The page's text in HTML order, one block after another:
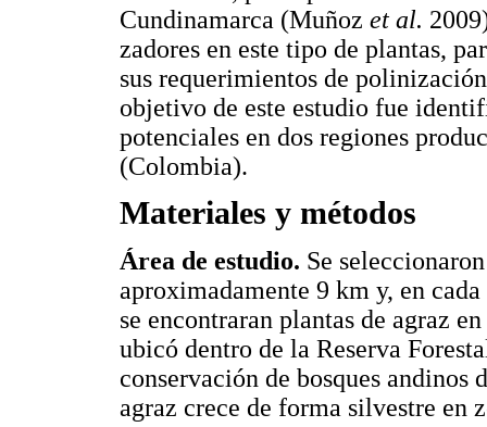
Cundinamarca (Muñoz et al.
zadores en este tipo de plantas,
sus requerimientos de
objetivo de este estudio fue
potenciales en dos regiones
(Colombia).
Materiales y métodos
Área de estudio. Se
aproximadamente 9 km y, en
se encontraran plantas de agraz
ubicó dentro de la Reserva
conservación de bosques andinos
agraz crece de forma silvestre en